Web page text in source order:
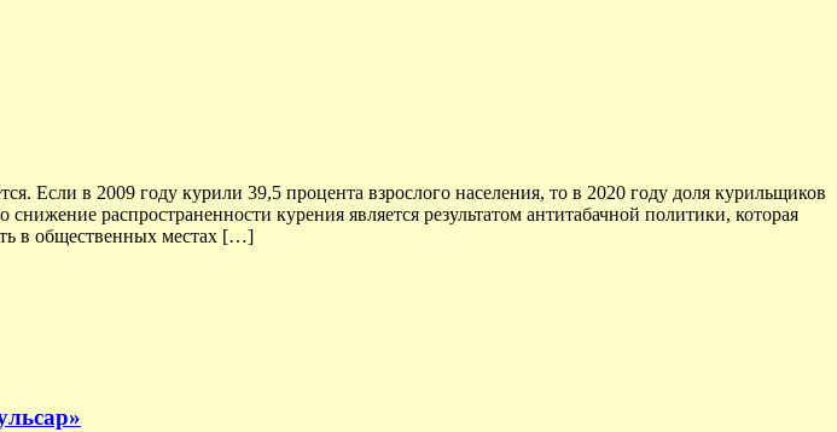
Если в 2009 году курили 39,5 процента взрослого населения, то в 2020 году доля курильщиков
распространенности курения является результатом антитабачной политики, которая
в общественных местах […]